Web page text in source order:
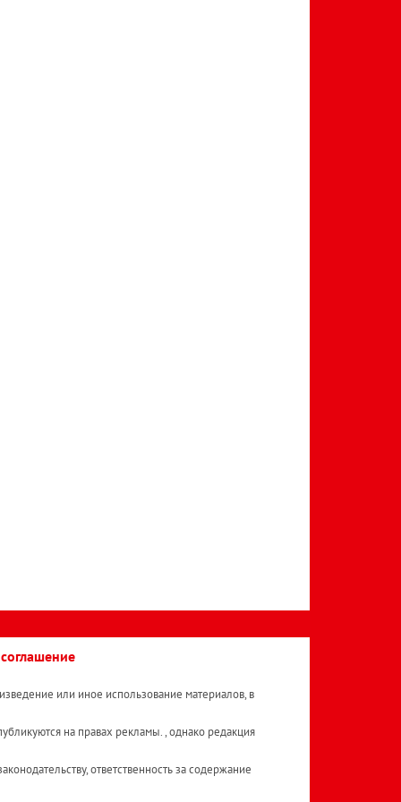
или иное использование материалов, в
на правах рекламы. , однако редакция
ответственность за содержание